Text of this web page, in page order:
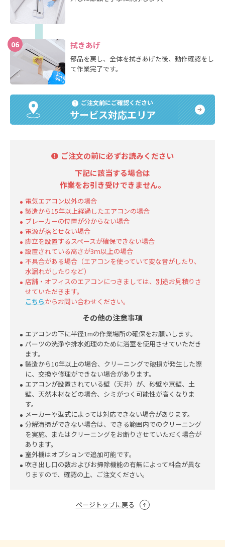
06 拭きあげ
部品を戻し、全体を拭きあげた後、動作確認をし
て作業完了です。
ご注文前にご確認ください
サービス対応エリア
ご注文の前に必ずお読みください
下記に該当する場合は
作業をお引き受けできません。
電気エアコン以外の場合
製造から15年以上経過したエアコンの場合
ブレーカーの位置が分からない場合
電源が落とせない場合
脚立を設置するスペースが確保できない場合
設置されている高さが3ｍ以上の場合
不具合がある場合（エアコンを使っていて変な音がしたり、
水漏れがしたりなど）
店舗・オフィスのエアコンにつきましては、別途お見積りさ
せていただきます。
こちらからお問い合わせください。
その他の注意事項
エアコンの下に半径1mの作業場所の確保をお願いします。
パーツの洗浄や排水処理のために浴室を使用させていただき
ます。
製造から10年以上の場合、クリーニングで破損が発生した際
に、交換や修理ができない場合があります。
エアコンが設置されている壁（天井）が、砂壁や京壁、土
壁、天然木材などの場合、シミがつく可能性が高くなりま
す。
メーカーや型式によっては対応できない場合があります。
分解清掃ができない場合は、できる範囲内でのクリーニング
を実施、またはクリーニングをお断りさせていただく場合が
あります。
室外機はオプションで追加可能です。
吹き出し口の数およびお掃除機能の有無によって料金が異な
りますので、確認の上、ご注文ください。
ページトップに戻る